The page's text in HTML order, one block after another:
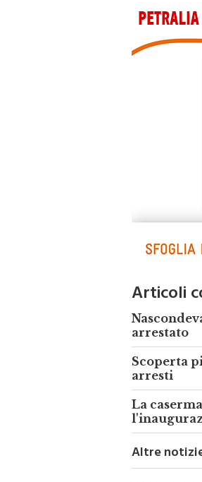
Articoli
arrestato
Scoperta
arresti
La
Altre